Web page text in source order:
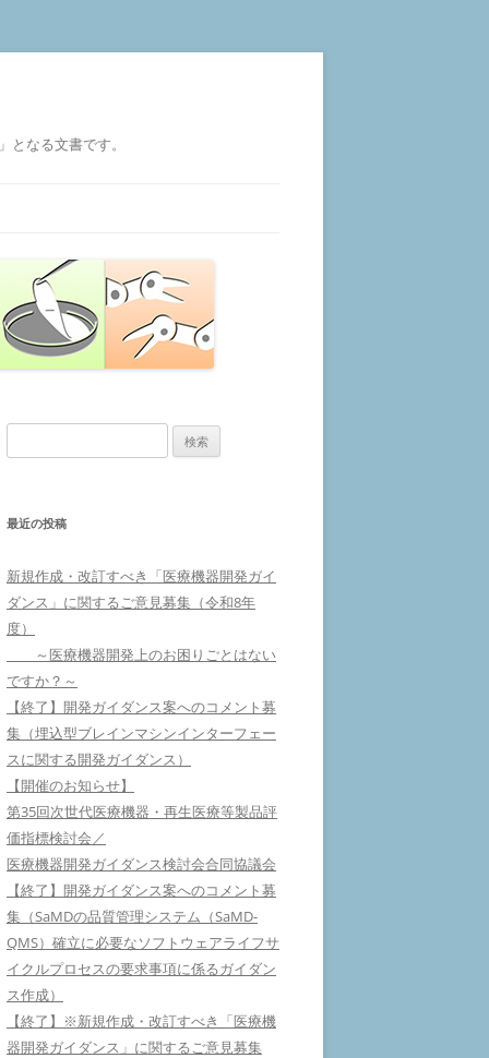
なる文書です。
索:
最近の投稿
新規作成・改訂すべき「医療機器開発ガイ
ダンス」に関するご意見募集（令和8年
度）
～医療機器開発上のお困りごとはない
ですか？～
【終了】開発ガイダンス案へのコメント募
集（埋込型ブレインマシンインターフェー
スに関する開発ガイダンス）
【開催のお知らせ】
第35回次世代医療機器・再生医療等製品評
価指標検討会／
医療機器開発ガイダンス検討会合同協議会
【終了】開発ガイダンス案へのコメント募
集（SaMDの品質管理システム（SaMD-
QMS）確立に必要なソフトウェアライフサ
イクルプロセスの要求事項に係るガイダン
ス作成）
【終了】※新規作成・改訂すべき「医療機
器開発ガイダンス」に関するご意見募集